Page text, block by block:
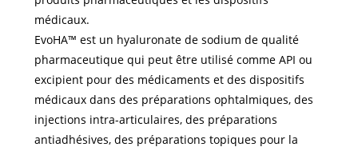
médicaux.
EvoHA™ est un hyaluronate de sodium de qualité
pharmaceutique qui peut être utilisé comme API ou
excipient pour des médicaments et des dispositifs
médicaux dans des préparations ophtalmiques, des
injections intra-articulaires, des préparations
antiadhésives, des préparations topiques pour la